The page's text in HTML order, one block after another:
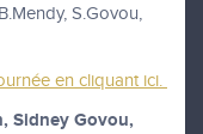
S.Govou,
en cliquant ici.
Sidney Govou,